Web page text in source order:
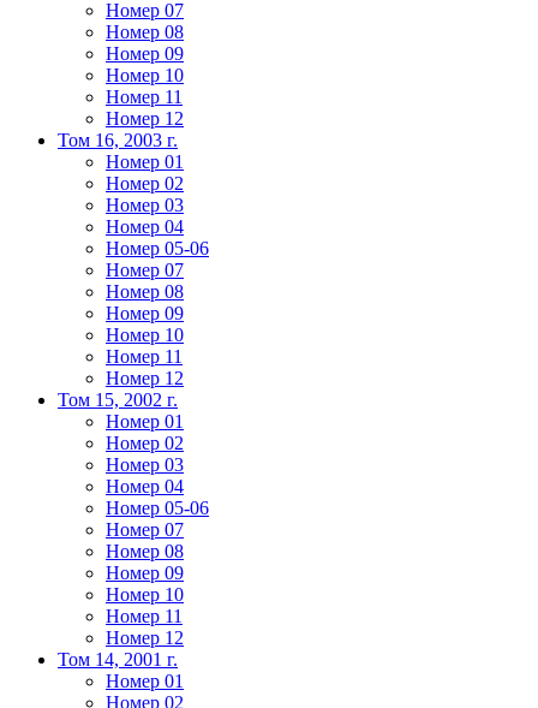
Номер 07
Номер 08
Номер 09
Номер 10
Номер 11
Номер 12
Том 16, 2003 г.
Номер 01
Номер 02
Номер 03
Номер 04
Номер 05-06
Номер 07
Номер 08
Номер 09
Номер 10
Номер 11
Номер 12
Том 15, 2002 г.
Номер 01
Номер 02
Номер 03
Номер 04
Номер 05-06
Номер 07
Номер 08
Номер 09
Номер 10
Номер 11
Номер 12
Том 14, 2001 г.
Номер 01
Номер 02